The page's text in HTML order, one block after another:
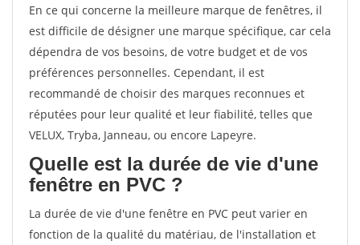
En ce qui concerne la meilleure marque de fenêtres, il
est difficile de désigner une marque spécifique, car cela
dépendra de vos besoins, de votre budget et de vos
préférences personnelles. Cependant, il est
recommandé de choisir des marques reconnues et
réputées pour leur qualité et leur fiabilité, telles que
VELUX, Tryba, Janneau, ou encore Lapeyre.
Quelle est la durée de vie d'une
fenêtre en PVC ?
La durée de vie d'une fenêtre en PVC peut varier en
fonction de la qualité du matériau, de l'installation et